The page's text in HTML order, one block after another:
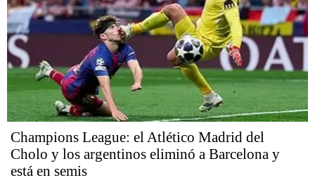
Champions League: el Atlético Madrid del
Cholo y los argentinos eliminó a Barcelona y
está en semis